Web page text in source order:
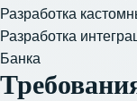
Разработка
Разработка
Банка